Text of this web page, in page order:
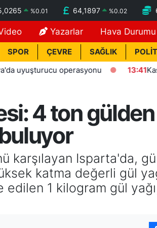
%0.01 64,1897 %0.02
Yazarlar Hava Durumu
SPOR ÇEVRE SAĞLIK
operasyonu 13:41 Kasten
4 ton
Isparta'da,
katma değerli gül
1 kilogram gül